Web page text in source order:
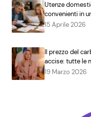
Utenze
convenienti in
15 Aprile 2026
Il prezzo del
accise: tutte le
19 Marzo 2026